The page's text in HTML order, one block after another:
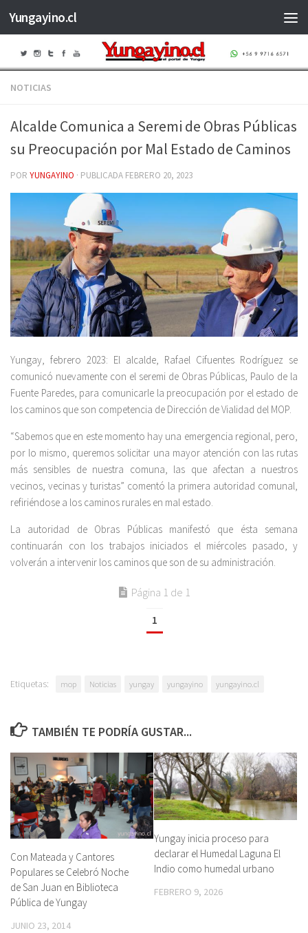
Saltar al contenido
Yungayino.cl
NOTICIAS
Alcalde Comunica a Seremi de Obras Públicas
su Preocupación por Mal Estado de Caminos
POR YUNGAYINO · PUBLICADA FEBRERO 20, 2023
Yungay, febrero 2023: El alcalde, Rafael Cifuentes Rodríguez se
comunicó nuevamente con el seremi de Obras Públicas, Paulo de la
Fuente Paredes, para comunicarle la preocupación por el estado de
los caminos que son competencia de Dirección de Vialidad del MOP.
“Sabemos que en este momento hay una emergencia regional, pero,
por lo mismo, queremos solicitar una mayor atención con las rutas
más sensibles de nuestra comuna, las que afectan a nuestros
vecinos, vecinas y turistas” comentó la primera autoridad comunal,
refiriéndose a los caminos rurales en mal estado.
La autoridad de Obras Públicas manifestó que ésta semana
continuarán con los trabajos iniciados el miércoles pasado, y
volverán a intervenir los caminos que son de su administración.
Página 1 de 1
1
Etiquetas: mop Noticias yungay yungayino yungayino.cl
TAMBIÉN TE PODRÍA GUSTAR...
Con Mateada y Cantores
Populares se Celebró Noche
de San Juan en Biblioteca
Pública de Yungay
JUNIO 23, 2014
Yungay inicia proceso para
declarar el Humedal Laguna El
Indio como humedal urbano
FEBRERO 9, 2026